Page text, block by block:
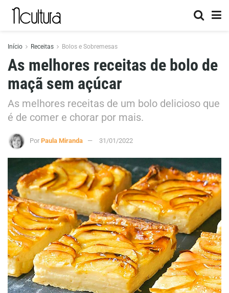
Início Receitas Bolos e Sobremesas
As melhores receitas de bolo de
maçã sem açúcar
As melhores receitas de um bolo delicioso que
é de comer e chorar por mais.
Por Paula Miranda 31/01/2022